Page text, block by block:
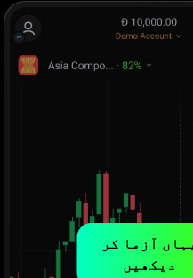
یہاں آزما کر
دیکھیں